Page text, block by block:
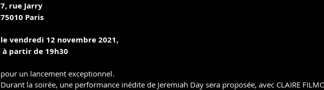
7, rue Jarry
75010 Paris
le vendredi 12 novembre 2021,
à partir de 19h30
pour un lancement exceptionnel.
Durant la soirée, une performance inédite de Jeremiah Day sera proposée, avec CLAIRE